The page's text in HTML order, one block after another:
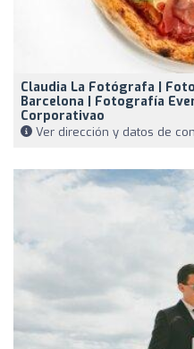
Claudia La Fotógrafa |
Barcelona | Fotografía
Corporativao
Ver dirección y datos de